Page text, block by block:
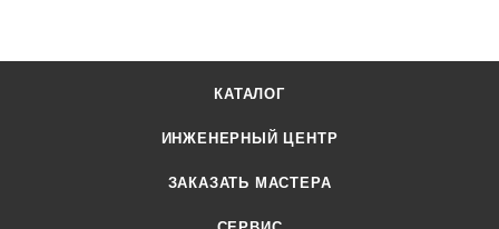
КАТАЛОГ
ИНЖЕНЕРНЫЙ ЦЕНТР
ЗАКАЗАТЬ МАСТЕРА